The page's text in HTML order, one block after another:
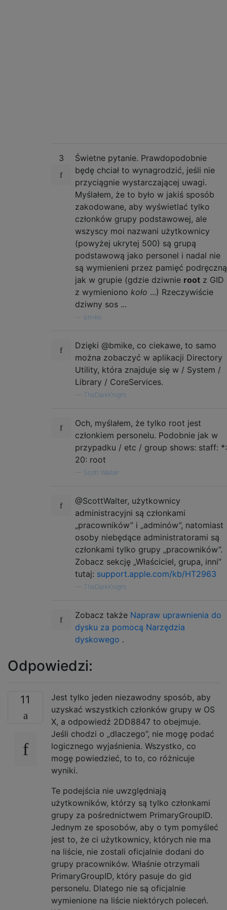
3
Świetne pytanie. Prawdopodobnie
będę chciał to wynagrodzić, jeśli nie
przyciągnie wystarczającej uwagi.
Myślałem, że to było w jakiś sposób
zakodowane, aby wyświetlać tylko
członków grupy podstawowej, ale
wszyscy moi nazwani użytkownicy
(powyżej ukrytej 500) są grupą
podstawową jako personel i nadal nie
są wymienieni przez pamięć podręczną
jak w grupie (gdzie dziwnie root z GID
z wymieniono koło ...) Rzeczywiście
dziwny sos ...
bmike
Dzięki @bmike, co ciekawe, to samo
można zobaczyć w aplikacji Directory
Utility, która znajduje się w / System /
Library / CoreServices.
TheDarkKnight
Och, myślałem, że tylko root jest
członkiem personelu. Podobnie jak w
przypadku / etc / group shows: staff: *:
20: root
Scott Walter
@ScottWalter, użytkownicy
administracyjni są członkami
„pracowników” i „adminów”, natomiast
osoby niebędące administratorami są
członkami tylko grupy „pracowników”.
Zobacz sekcję „Właściciel, grupa, inni”
tutaj: support.apple.com/kb/HT2963
TheDarkKnight
Zobacz także Napraw uprawnienia do
dysku za pomocą Narzędzia
dyskowego .
Odpowiedzi:
11
Jest tylko jeden niezawodny sposób, aby
uzyskać wszystkich członków grupy w OS
X, a odpowiedź 2DD8847 to obejmuje.
Jeśli chodzi o „dlaczego”, nie mogę podać
logicznego wyjaśnienia. Wszystko, co
mogę powiedzieć, to to, co różnicuje
wyniki.
Te podejścia nie uwzględniają
użytkowników, którzy są tylko członkami
grupy za pośrednictwem PrimaryGroupID.
Jednym ze sposobów, aby o tym pomyśleć
jest to, że ci użytkownicy, których nie ma
na liście, nie zostali oficjalnie dodani do
grupy pracowników. Właśnie otrzymali
PrimaryGroupID, który pasuje do gid
personelu. Dlatego nie są oficjalnie
wymienione na liście niektórych poleceń.